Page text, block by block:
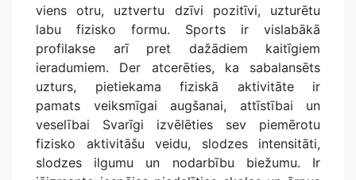
viens otru, uztvertu dzīvi pozitīvi, uzturētu
labu fizisko formu. Sports ir vislabākā
profilakse arī pret dažādiem kaitīgiem
ieradumiem. Der atcerēties, ka sabalansēts
uzturs, pietiekama fiziskā aktivitāte ir
pamats veiksmīgai augšanai, attīstībai un
veselībai Svarīgi izvēlēties sev piemērotu
fizisko aktivitāšu veidu, slodzes intensitāti,
slodzes ilgumu un nodarbību biežumu. Ir